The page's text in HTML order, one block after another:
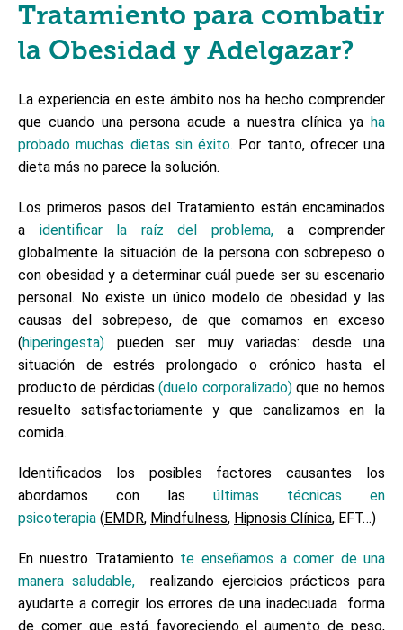
Tratamiento para combatir
la Obesidad y Adelgazar?
La experiencia en este ámbito nos ha hecho comprender
que cuando una persona acude a nuestra clínica ya ha
probado muchas dietas sin éxito. Por tanto, ofrecer una
dieta más no parece la solución.
Los primeros pasos del Tratamiento están encaminados
a identificar la raíz del problema,a comprender
globalmente la situación de la persona con sobrepeso o
con obesidad y a determinar cuál puede ser su escenario
personal. No existe un único modelo de obesidad y las
causas del sobrepeso, de que comamos en exceso
(hiperingesta) pueden ser muy variadas: desde una
situación de estrés prolongado o crónico hasta el
producto de pérdidas (duelo corporalizado)que no hemos
resuelto satisfactoriamente y que canalizamos en la
comida.
Identificados los posibles factores causantes los
abordamos con las últimas técnicas en
psicoterapia (EMDR, Mindfulness, Hipnosis Clínica, EFT…)
En nuestro Tratamiento te enseñamos a comer de una
manera saludable, realizando ejercicios prácticos para
ayudarte a corregir los errores de una inadecuada forma
de comer que está favoreciendo el aumento de peso,